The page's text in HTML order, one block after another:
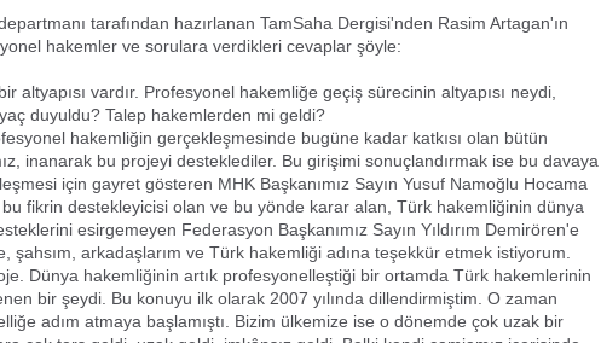
tarafından hazırlanan TamSaha Dergisi'nden Rasim Artagan'ın
hakemler ve sorulara verdikleri cevaplar şöyle:
altyapısı vardır. Profesyonel hakemliğe geçiş sürecinin altyapısı neydi,
duyuldu? Talep hakemlerden mi geldi?
hakemliğin gerçekleşmesinde bugüne kadar katkısı olan bütün
inanarak bu projeyi desteklediler. Bu girişimi sonuçlandırmak ise bu davaya
için gayret gösteren MHK Başkanımız Sayın Yusuf Namoğlu Hocama
bu fikrin destekleyicisi olan ve bu yönde karar alan, Türk hakemliğinin dünya
esirgemeyen Federasyon Başkanımız Sayın Yıldırım Demirören'e
şahsım, arkadaşlarım ve Türk hakemliği adına teşekkür etmek istiyorum.
Dünya hakemliğinin artık profesyonelleştiği bir ortamda Türk hakemlerinin
bir şeydi. Bu konuyu ilk olarak 2007 yılında dillendirmiştim. O zaman
adım atmaya başlamıştı. Bizim ülkemize ise o dönemde çok uzak bir